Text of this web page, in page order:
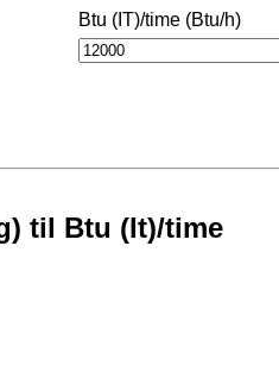
Btu (IT)/time (Btu/h)
til Btu (It)/time